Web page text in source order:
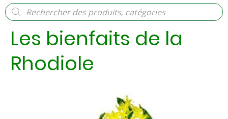
Recherche
de
produits
Les bienfaits de la
Rhodiole